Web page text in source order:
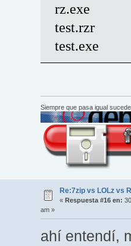
rz.exe
test.rzr
test.exe
Siempre que pasa igual
Re:7zip vs LOLz vs
« Respuesta #16 en:
am »
ahí entendí,